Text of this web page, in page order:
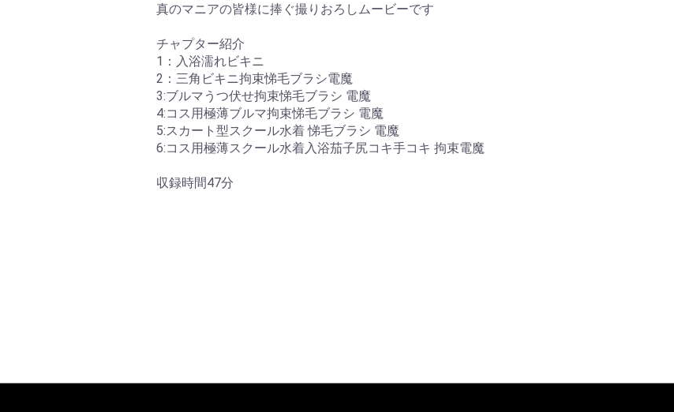
真のマニアの皆様に捧ぐ撮りおろしムービーです
チャプター紹介
1：入浴濡れビキニ
2：三角ビキニ拘束悌毛ブラシ電魔
3:ブルマうつ伏せ拘束悌毛ブラシ 電魔
4:コス用極薄ブルマ拘束悌毛ブラシ 電魔
5:スカート型スクール水着 悌毛ブラシ 電魔
6:コス用極薄スクール水着入浴茄子尻コキ手コキ 拘束電魔
収録時間47分